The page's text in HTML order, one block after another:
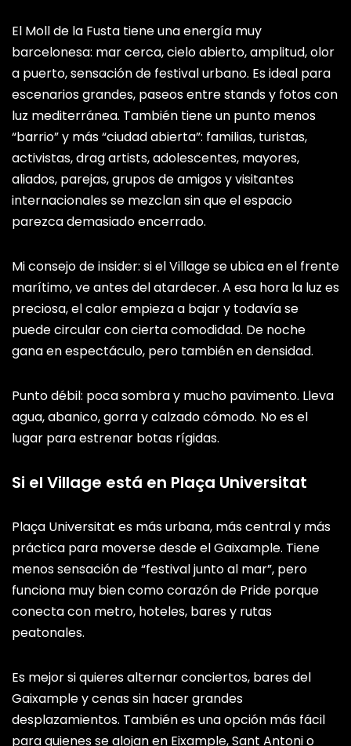
El Moll de la Fusta tiene una energía muy
barcelonesa: mar cerca, cielo abierto, amplitud, olor
a puerto, sensación de festival urbano. Es ideal para
escenarios grandes, paseos entre stands y fotos con
luz mediterránea. También tiene un punto menos
“barrio” y más “ciudad abierta”: familias, turistas,
activistas, drag artists, adolescentes, mayores,
aliados, parejas, grupos de amigos y visitantes
internacionales se mezclan sin que el espacio
parezca demasiado encerrado.
Mi consejo de insider: si el Village se ubica en el frente
marítimo, ve antes del atardecer. A esa hora la luz es
preciosa, el calor empieza a bajar y todavía se
puede circular con cierta comodidad. De noche
gana en espectáculo, pero también en densidad.
Punto débil: poca sombra y mucho pavimento. Lleva
agua, abanico, gorra y calzado cómodo. No es el
lugar para estrenar botas rígidas.
Si el Village está en Plaça Universitat
Plaça Universitat es más urbana, más central y más
práctica para moverse desde el Gaixample. Tiene
menos sensación de “festival junto al mar”, pero
funciona muy bien como corazón de Pride porque
conecta con metro, hoteles, bares y rutas
peatonales.
Es mejor si quieres alternar conciertos, bares del
Gaixample y cenas sin hacer grandes
desplazamientos. También es una opción más fácil
para quienes se alojan en Eixample, Sant Antoni o